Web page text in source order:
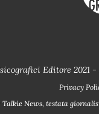
Editore 2021
Privacy
News, testata